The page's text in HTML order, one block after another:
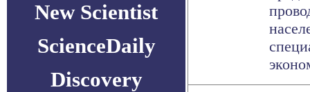
New Scientist
ScienceDaily
Discovery